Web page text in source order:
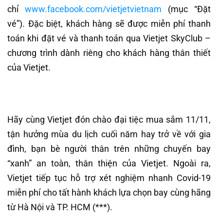
chỉ www.facebook.com/vietjetvietnam (mục “Đặt
vé”). Đặc biệt, khách hàng sẽ được miễn phí thanh
toán khi đặt vé và thanh toán qua Vietjet SkyClub –
chương trình dành riêng cho khách hàng thân thiết
của Vietjet.
Hãy cùng Vietjet đón chào đại tiệc mua sắm 11/11,
tận hưởng mùa du lịch cuối năm hay trở về với gia
đình, bạn bè người thân trên những chuyến bay
“xanh” an toàn, thân thiện của Vietjet. Ngoài ra,
Vietjet tiếp tục hỗ trợ xét nghiệm nhanh Covid-19
miễn phí cho tất hành khách lựa chọn bay cùng hãng
từ Hà Nội và TP. HCM (***).